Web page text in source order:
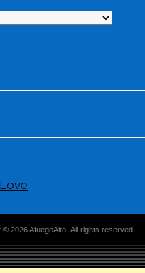
© 2026 AfuegoAlto. All rights reserved.